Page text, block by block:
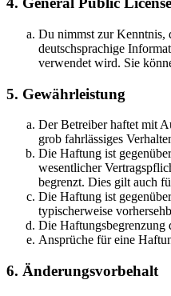
Du nimmst zur Kenntnis,
deutschsprachige
verwendet wird. Sie
5. Gewährleistung
Der Betreiber haftet mit
grob fahrlässiges
Die Haftung ist
wesentlicher
begrenzt. Dies gilt auch
Die Haftung ist
typischerweise
Die Haftungsbegrenzung
Ansprüche für eine
6. Änderungsvorbehalt